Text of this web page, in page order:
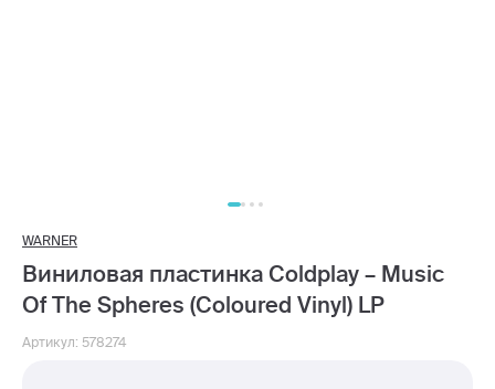
WARNER
Виниловая пластинка Coldplay – Music
Of The Spheres (Coloured Vinyl) LP
Артикул: 578274